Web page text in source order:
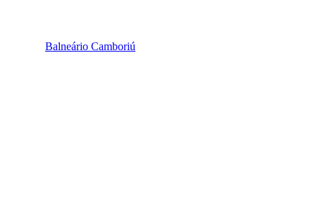
Balneário Camboriú